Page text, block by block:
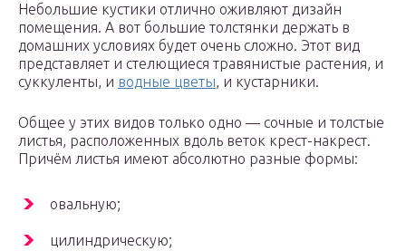
Небольшие кустики отлично оживляют дизайн
помещения. А вот большие толстянки держать в
домашних условиях будет очень сложно. Этот вид
представляет и стелющиеся травянистые растения, и
суккуленты, и водные цветы, и кустарники.
Общее у этих видов только одно — сочные и толстые
листья, расположенных вдоль веток крест-накрест.
Причём листья имеют абсолютно разные формы:
овальную;
цилиндрическую;